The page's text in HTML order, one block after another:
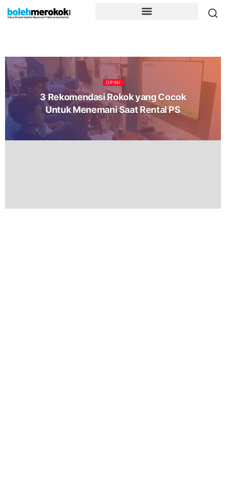
OPINI
3 Rekomendasi Rokok yang Cocok
Untuk Menemani Saat Rental PS